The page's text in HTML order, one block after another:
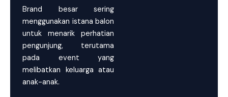
Brand besar sering
menggunakan istana balon
untuk menarik perhatian
pengunjung, terutama
pada event yang
melibatkan keluarga atau
anak-anak.